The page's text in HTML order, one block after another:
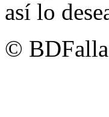
así lo
©